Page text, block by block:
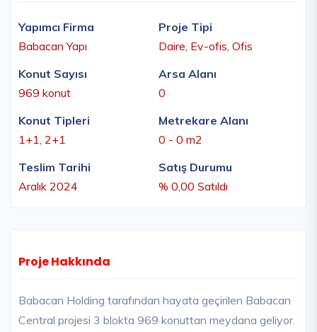
Yapımcı Firma
Babacan Yapı
Proje Tipi
Daire, Ev-ofis, Ofis
Konut Sayısı
969 konut
Arsa Alanı
0
Konut Tipleri
1+1, 2+1
Metrekare Alanı
0 - 0 m2
Teslim Tarihi
Aralık 2024
Satış Durumu
% 0,00 Satıldı
Proje Hakkında
Babacan Holding tarafından hayata geçirilen Babacan
Central projesi 3 blokta 969 konuttan meydana geliyor.